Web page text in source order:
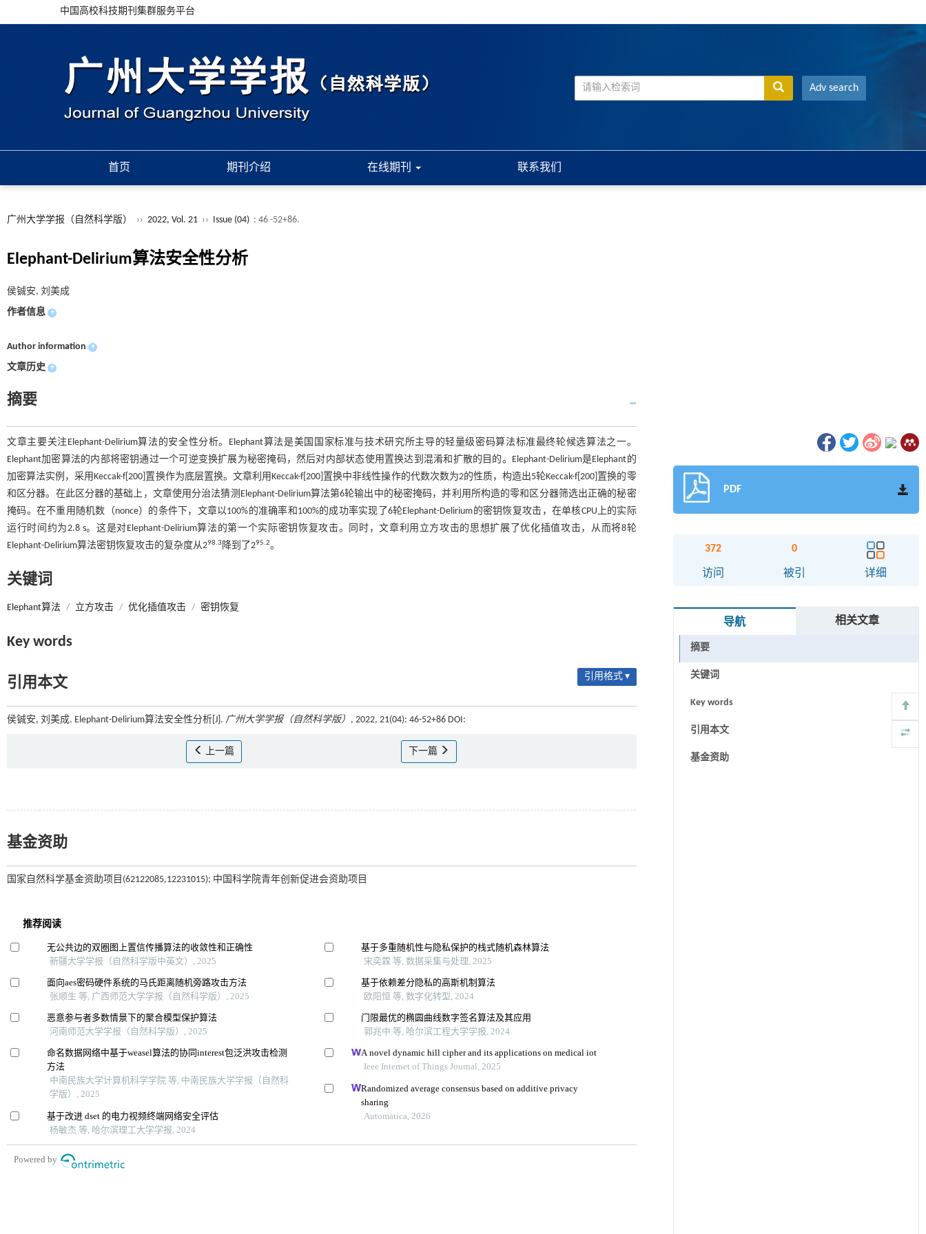
中国高校科技期刊集群服务平台
Adv search
首页 期刊介绍 在线期刊 联系我们
广州大学学报（自然科学版） ›› 2022, Vol. 21 ›› Issue (04) : 46 -52+86.
Elephant-Delirium算法安全性分析
侯铖安, 刘美成
作者信息 +
Author information +
文章历史 +
摘要
文章主要关注Elephant-Delirium算法的安全性分析。Elephant算法是美国国家标准与技术研究所主导的轻量级密码算法标准最终轮候选算法之一。
Elephant加密算法的内部将密钥通过一个可逆变换扩展为秘密掩码，然后对内部状态使用置换达到混淆和扩散的目的。Elephant-Delirium是Elephant的
加密算法实例，采用Keccak-f[200]置换作为底层置换。文章利用Keccak-f[200]置换中非线性操作的代数次数为2的性质，构造出5轮Keccak-f[200]置换的零
和区分器。在此区分器的基础上，文章使用分治法猜测Elephant-Delirium算法第6轮输出中的秘密掩码，并利用所构造的零和区分器筛选出正确的秘密
掩码。在不重用随机数（nonce）的条件下，文章以100%的准确率和100%的成功率实现了6轮Elephant-Delirium的密钥恢复攻击，在单核CPU上的实际
运行时间约为2.8 s。这是对Elephant-Delirium算法的第一个实际密钥恢复攻击。同时，文章利用立方攻击的思想扩展了优化插值攻击，从而将8轮
Elephant-Delirium算法密钥恢复攻击的复杂度从298.3 降到了295.2。
关键词
Elephant算法 / 立方攻击 / 优化插值攻击 / 密钥恢复
Key words
引用本文 引用格式 ▾
侯铖安, 刘美成. Elephant-Delirium算法安全性分析[J]. 广州大学学报（自然科学版） , 2022, 21(04): 46-52+86 DOI:
上一篇 下一篇
基金资助
国家自然科学基金资助项目(62122085,12231015); 中国科学院青年创新促进会资助项目
PDF
372
访问
0
被引 详细
导航 相关文章
摘要
关键词
Key words
引用本文
基金资助